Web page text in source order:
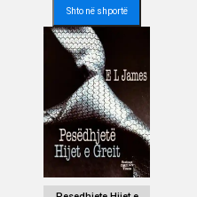
Shto në shportë